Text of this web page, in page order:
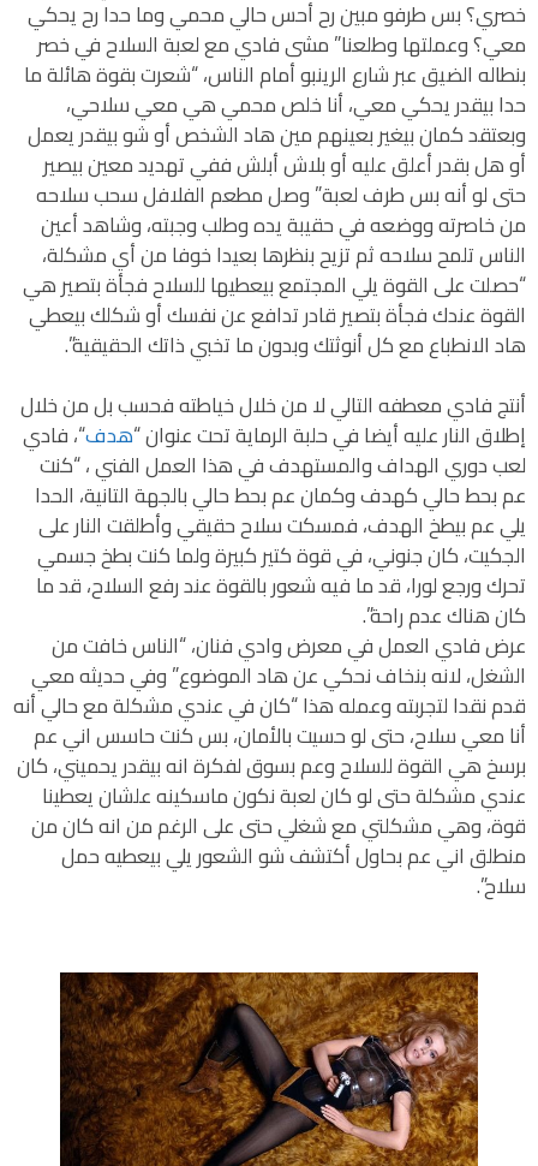
خصري؟ بس طرفو مبين رح أحس حالي محمي وما حدا رح يحكي
معي؟ وعملتها وطلعنا” مشى فادي مع لعبة السلاح في خصر
بنطاله الضيق عبر شارع الرينبو أمام الناس، “شعرت بقوة هائلة ما
حدا بيقدر يحكي معي، أنا خلص محمي هي معي سلاحي،
وبعتقد كمان بيغير بعينهم مين هاد الشخص أو شو بيقدر يعمل
أو هل بقدر أعلق عليه أو بلاش أبلش ففي تهديد معين بيصير
حتى لو أنه بس طرف لعبة” وصل مطعم الفلافل سحب سلاحه
من خاصرته ووضعه في حقيبة يده وطلب وجبته، وشاهد أعين
الناس تلمح سلاحه ثم تزيح بنظرها بعيدا خوفا من أي مشكلة،
“حصلت على القوة يلي المجتمع بيعطيها للسلاح فجأة بتصير هي
القوة عندك فجأة بتصير قادر تدافع عن نفسك أو شكلك بيعطي
هاد الانطباع مع كل أنوثتك وبدون ما تخبي ذاتك الحقيقية”.
أنتج فادي معطفه التالي لا من خلال خياطته فحسب بل من خلال
إطلاق النار عليه أيضا في حلبة الرماية تحت عنوان “هدف“، فادي
لعب دوري الهداف والمستهدف في هذا العمل الفني ، “كنت
عم بحط حالي كهدف وكمان عم بحط حالي بالجهة التانية، الحدا
يلي عم بيطخ الهدف، فمسكت سلاح حقيقي وأطلقت النار على
الجكيت، كان جنوني، في قوة كتير كبيرة ولما كنت بطخ جسمي
تحرك ورجع لورا، قد ما فيه شعور بالقوة عند رفع السلاح، قد ما
كان هناك عدم راحة”.
عرض فادي العمل في معرض وادي فنان، “الناس خافت من
الشغل، لانه بنخاف نحكي عن هاد الموضوع” وفي حديثه معي
قدم نقدا لتجربته وعمله هذا “كان في عندي مشكلة مع حالي أنه
أنا معي سلاح، حتى لو حسيت بالأمان، بس كنت حاسس اني عم
برسخ هي القوة للسلاح وعم بسوق لفكرة انه بيقدر يحميني، كان
عندي مشكلة حتى لو كان لعبة نكون ماسكينه علشان يعطينا
قوة، وهي مشكلتي مع شغلي حتى على الرغم من انه كان من
منطلق اني عم بحاول أكتشف شو الشعور يلي بيعطيه حمل
سلاح”.